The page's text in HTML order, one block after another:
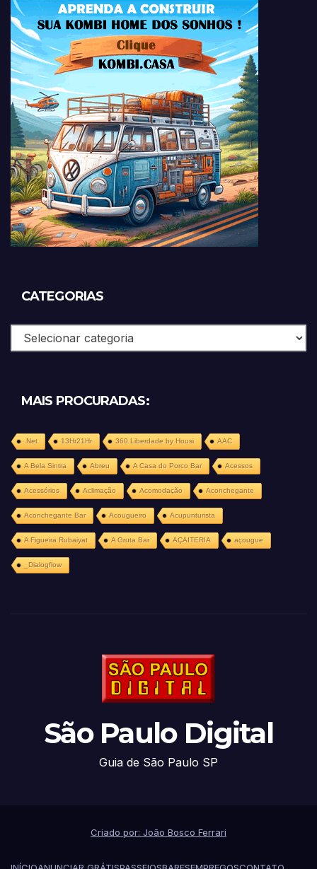
CATEGORIAS
Categorias
MAIS PROCURADAS:
.Net 13Hr21Hr 360 Liberdade by Housi AAC
A Bela Sintra Abreu A Casa do Porco Bar Acessos
Acessórios Aclimação Acomodação Aconchegante
Aconchegante Bar Acougueiro Acupunturista
A Figueira Rubaiyat A Gruta Bar AÇAITERIA açougue
_Dialogflow
São Paulo Digital
Guia de São Paulo SP
Criado por: João Bosco Ferrari